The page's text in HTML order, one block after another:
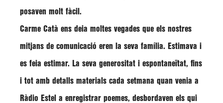
posaven molt fàcil.
Carme Catà ens deia moltes vegades que els nostres
mitjans de comunicació eren la seva família. Estimava i
es feia estimar. La seva generositat i espontaneïtat, fins
i tot amb detalls materials cada setmana quan venia a
Ràdio Estel a enregistrar poemes, desbordaven els qui